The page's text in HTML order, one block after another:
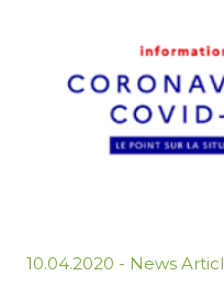
10.04.2020 - News